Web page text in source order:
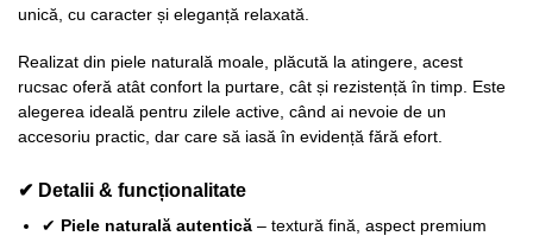
unică, cu caracter și eleganță relaxată.
Realizat din piele naturală moale, plăcută la atingere, acest
rucsac oferă atât confort la purtare, cât și rezistență în timp. Este
alegerea ideală pentru zilele active, când ai nevoie de un
accesoriu practic, dar care să iasă în evidență fără efort.
✔ Detalii & funcționalitate
✔ Piele naturală autentică – textură fină, aspect premium